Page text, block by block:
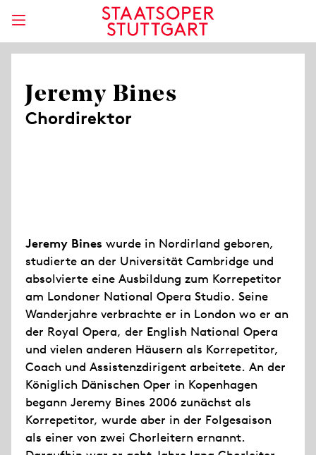
Jeremy Bines
Chordirektor
Jeremy Bines wurde in Nordirland geboren,
studierte an der Universität Cambridge und
absolvierte eine Ausbildung zum Korrepetitor
am Londoner National Opera Studio. Seine
Wanderjahre verbrachte er in London wo er an
der Royal Opera, der English National Opera
und vielen anderen Häusern als Korrepetitor,
Coach und Assistenzdirigent arbeitete. An der
Königlich Dänischen Oper in Kopenhagen
begann Jeremy Bines 2006 zunächst als
Korrepetitor, wurde aber in der Folgesaison
als einer von zwei Chorleitern ernannt.